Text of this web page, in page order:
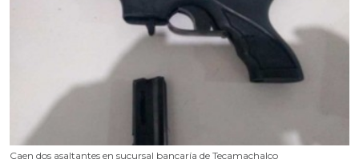
Caen dos asaltantes en sucursal bancaría de Tecamachalco